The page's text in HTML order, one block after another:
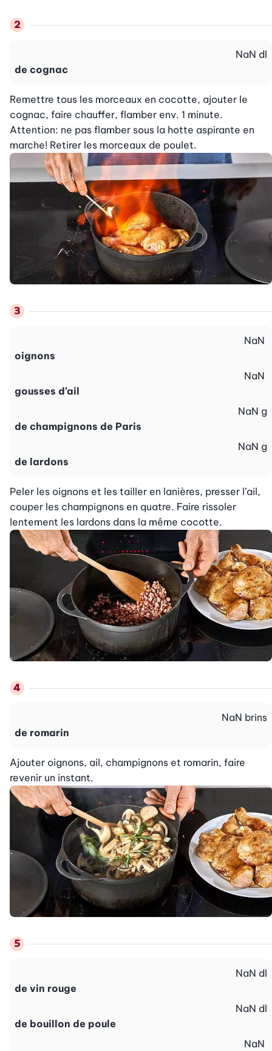
de cognac
NaN dl
Remettre tous les morceaux en cocotte, ajouter le
cognac, faire chauffer, flamber env. 1 minute.
Attention: ne pas flamber sous la hotte aspirante en
marche! Retirer les morceaux de poulet.
oignons
NaN
gousses d’ail
NaN
de champignons de Paris
NaN g
de lardons
NaN g
Peler les oignons et les tailler en lanières, presser l’ail,
couper les champignons en quatre. Faire rissoler
lentement les lardons dans la même cocotte.
de romarin
NaN brins
Ajouter oignons, ail, champignons et romarin, faire
revenir un instant.
de vin rouge
NaN dl
de bouillon de poule
NaN dl
NaN